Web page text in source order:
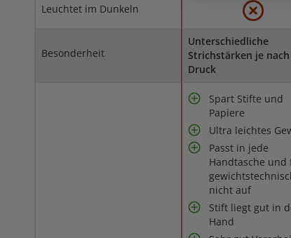
Leuchtet im Dunkeln
Besonderheit
Unterschiedliche
Strichstärken je nach
Druck
Spart Stifte und
Papiere
Ultra leichtes
Passt in jede
Handtasche und
nicht auf
Stift liegt gut in
Hand